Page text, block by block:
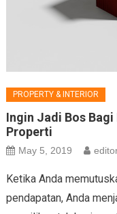
PROPERTY & INTERIOR
Ingin Jadi Bos
Properti
May 5, 2019
Ketika Anda
pendapatan, Anda